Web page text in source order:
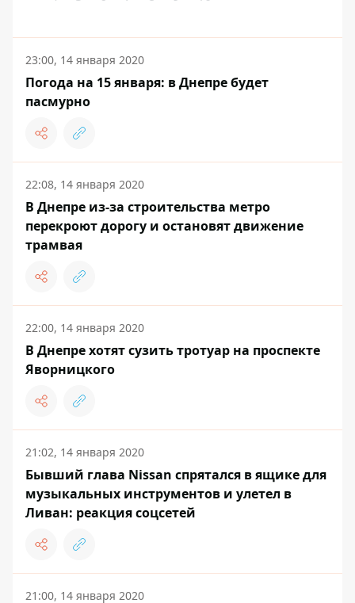
23:00, 14 января 2020
Погода на 15 января: в Днепре будет
пасмурно
22:08, 14 января 2020
В Днепре из-за строительства метро
перекроют дорогу и остановят движение
трамвая
22:00, 14 января 2020
В Днепре хотят сузить тротуар на проспекте
Яворницкого
21:02, 14 января 2020
Бывший глава Nissan спрятался в ящике для
музыкальных инструментов и улетел в
Ливан: реакция соцсетей
21:00, 14 января 2020